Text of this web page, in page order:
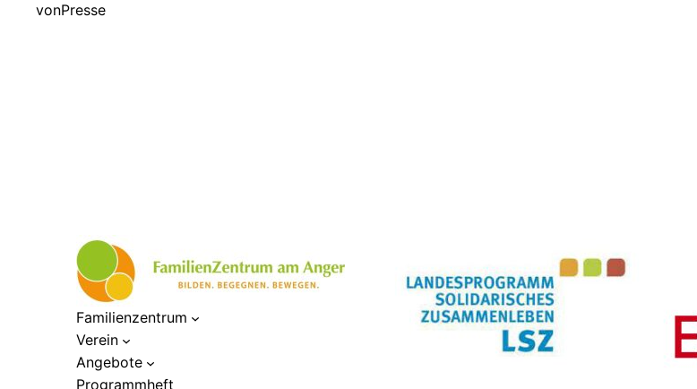
vonPresse
Familienzentrum
Verein
Angebote
Programmheft